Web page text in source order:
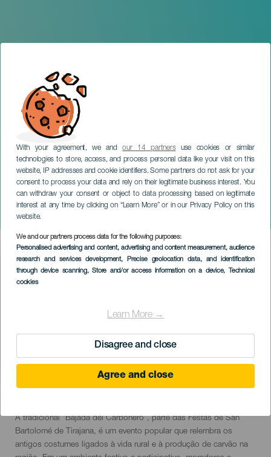
With your agreement, we andour 14 partnersuse cookies or similar
technologies to store, access, and process personal data like your visit on this
website, IP addresses and cookie identifiers. Some partners do not ask for your
consent to process your data and rely on their legitimate business interest. You
can withdraw your consent or object to data processing based on legitimate
interest at any time by clicking on “Learn More” or in our Privacy Policy on this
website.
We and our partners process data for the following purposes:
Personalised advertising and content, advertising and content measurement, audience
research and services development, Precise geolocation data, and identification
through device scanning, Store and/or access information on a device, Technical
cookies
Learn More →
Disagree and close
Agree and close
Descida Tradicional do
Carbonero
GRÃ-CANÁRIA
Imagen
Listado
23 August 2026
Descripción
del
evento
A tradicional "Bajada del Carbonero", parte das Festas de San
Bartolomé de Tirajana, é um evento popular que relembra os
antigos costumes ligados à vida rural e à produção de carvão na